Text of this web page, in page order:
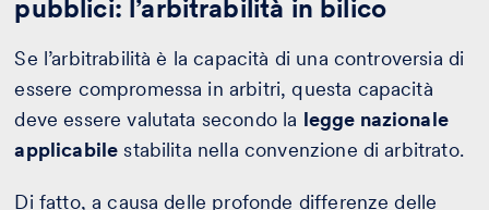
pubblici: l’arbitrabilità in bilico
Se l’arbitrabilità è la capacità di una controversia di
essere compromessa in arbitri, questa capacità
deve essere valutata secondo la legge nazionale
applicabile stabilita nella convenzione di arbitrato.
Di fatto, a causa delle profonde differenze delle